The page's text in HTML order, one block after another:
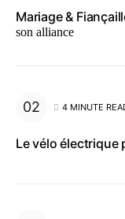
Mariage &
son alliance
4 MINUTE
Le vélo